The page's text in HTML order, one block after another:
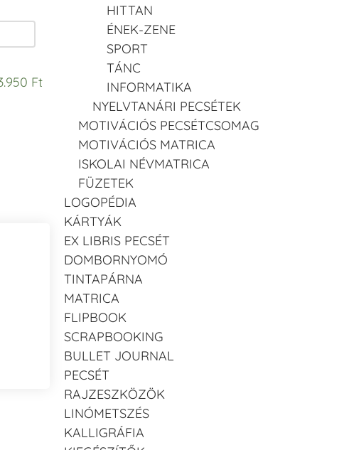
Ft
HITTAN
ÉNEK-ZENE
SPORT
TÁNC
INFORMATIKA
NYELVTANÁRI PECSÉTEK
MOTIVÁCIÓS PECSÉTCSOMAG
MOTIVÁCIÓS MATRICA
ISKOLAI NÉVMATRICA
FÜZETEK
LOGOPÉDIA
KÁRTYÁK
EX LIBRIS PECSÉT
DOMBORNYOMÓ
TINTAPÁRNA
MATRICA
FLIPBOOK
SCRAPBOOKING
BULLET JOURNAL
PECSÉT
RAJZESZKÖZÖK
LINÓMETSZÉS
KALLIGRÁFIA